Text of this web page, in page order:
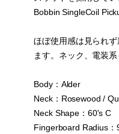
Bobbin SingleCoil
ほぼ使用感は見られ
ます。ネック、電装
Body：Alder
Neck：Rosewood /
Neck Shape：60's C
Fingerboard Radius：